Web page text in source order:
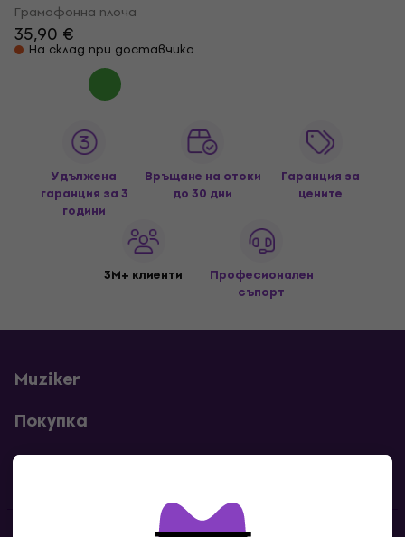
Грамофонна плоча
35,90 €
На склад при доставчика
Удължена
гаранция за 3
години
Връщане на стоки
до 30 дни
Гаранция за
цените
3M+ клиенти
Професионален
съпорт
Muziker
Покупка
Полезни линкове